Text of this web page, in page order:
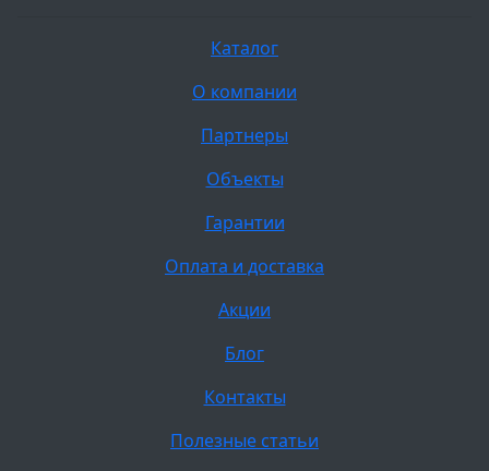
Каталог
О компании
Партнеры
Объекты
Гарантии
Оплата и доставка
Акции
Блог
Контакты
Полезные статьи